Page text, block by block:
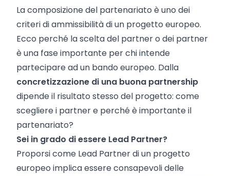
La composizione del partenariato è uno dei
criteri di ammissibilità di un progetto europeo.
Ecco perché la scelta del partner o dei partner
è una fase importante per chi intende
partecipare ad un bando europeo. Dalla
concretizzazione di una buona partnership
dipende il risultato stesso del progetto: come
scegliere i partner e perché è importante il
partenariato?
Sei in grado di essere Lead Partner?
Proporsi come Lead Partner di un progetto
europeo implica essere consapevoli delle